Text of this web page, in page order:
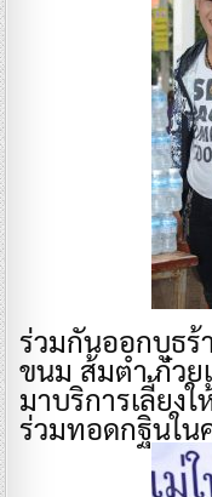
ร่วมกันออกบูธร้
ขนม ส้มตำ ก๋วย
มาบริการเลี้ยง
ร่วมทอดกฐินใน